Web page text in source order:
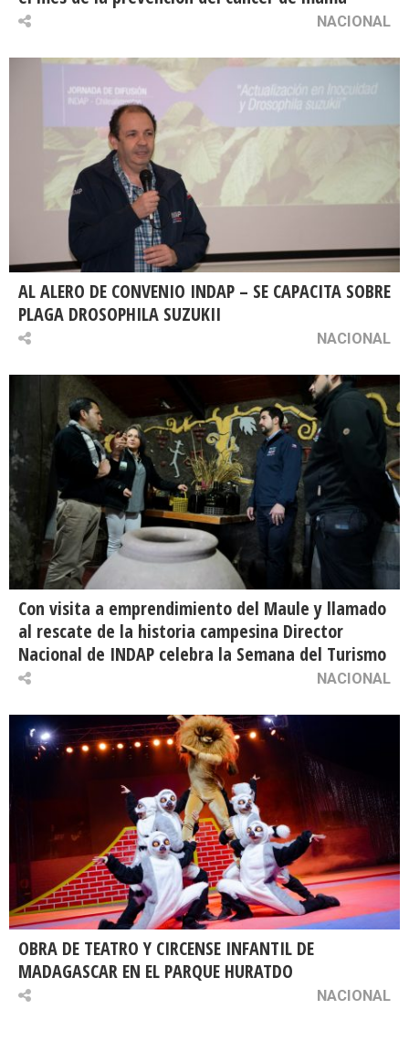
NACIONAL
AL ALERO DE CONVENIO INDAP – SE CAPACITA SOBRE
PLAGA DROSOPHILA SUZUKII
NACIONAL
Con visita a emprendimiento del Maule y llamado
al rescate de la historia campesina Director
Nacional de INDAP celebra la Semana del Turismo
NACIONAL
OBRA DE TEATRO Y CIRCENSE INFANTIL DE
MADAGASCAR EN EL PARQUE HURATDO
NACIONAL